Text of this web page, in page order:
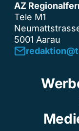
AZ
Tele M1
5001 Aarau